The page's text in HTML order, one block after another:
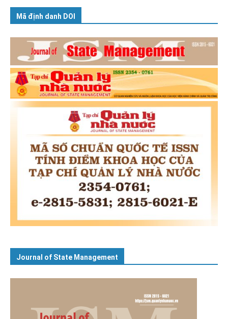
Mã định danh DOI
Journal of State Management